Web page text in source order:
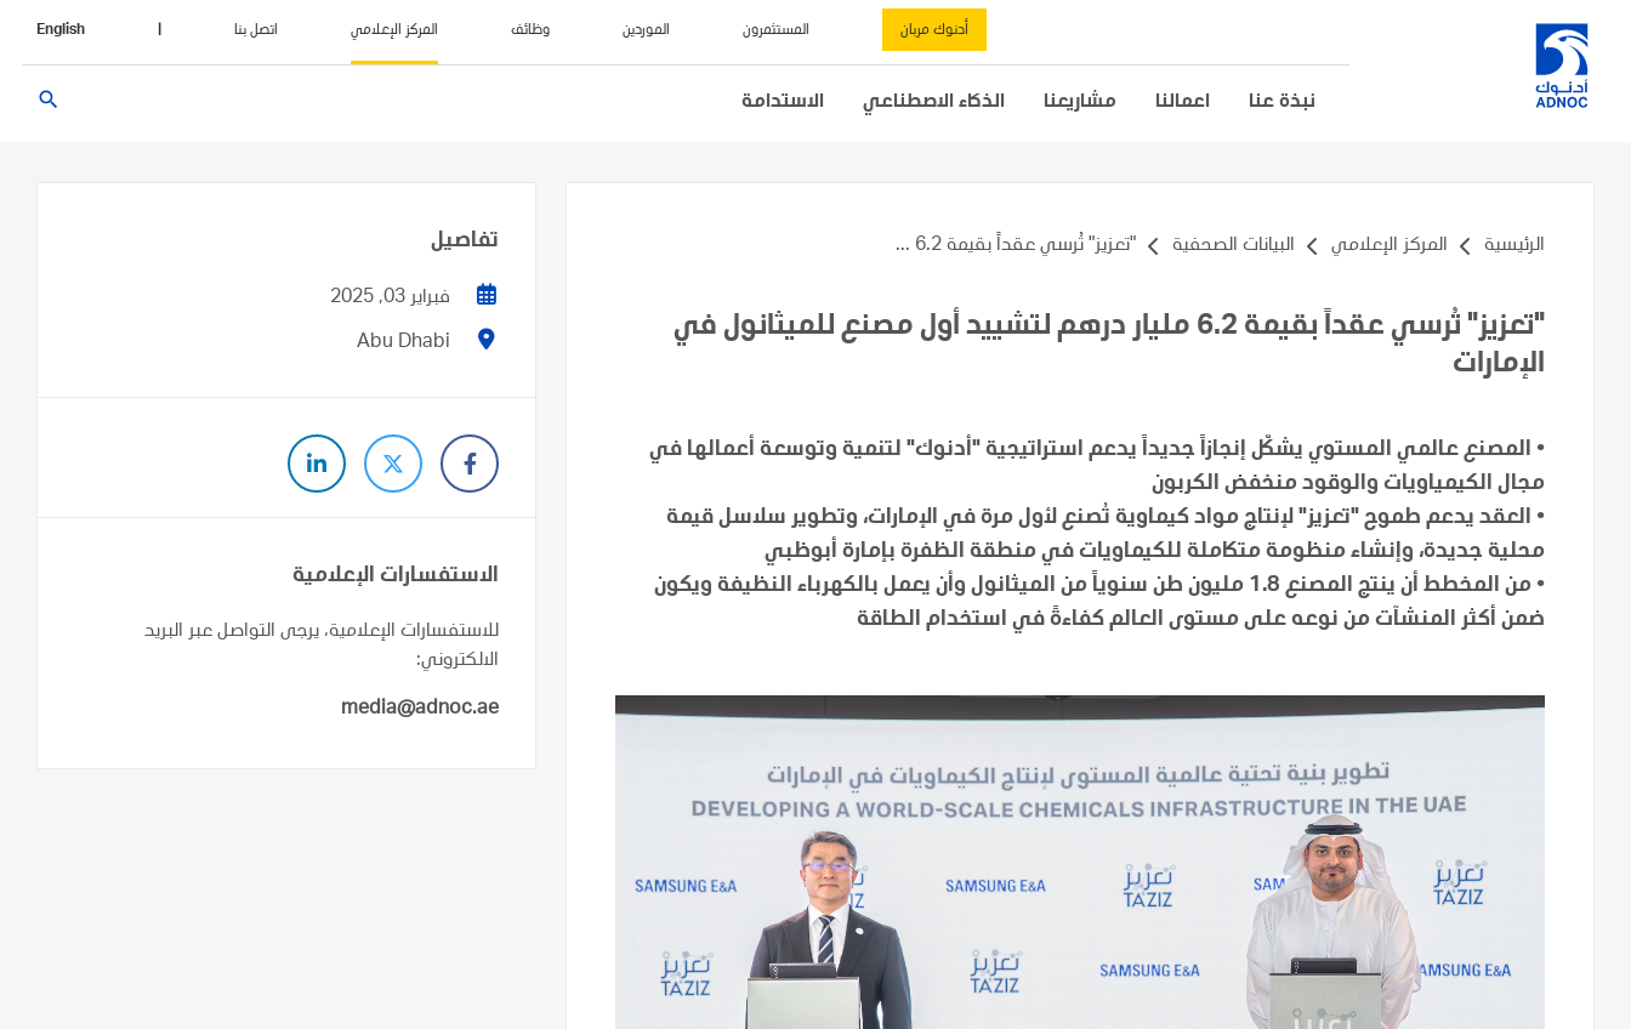
أدنوك مربان المستثمرون الموردين وظائف المركز الإعلامي اتصل بنا English
نبذة عنا اعمالنا مشاريعنا الذكاء الاصطناعي الاستدامة search
الرئيسية المركز الإعلامي البيانات الصحفية "تعزيز" تُرسي عقداً بقيمة 6.2 ...
"تعزيز" تُرسي عقداً بقيمة 6.2 مليار درهم لتشييد أول مصنع للميثانول في
الإمارات
• المصنع عالمي المستوي يشكّل إنجازاً جديداً يدعم استراتيجية "أدنوك" لتنمية وتوسعة أعمالها في
مجال الكيمياويات والوقود منخفض الكربون
• العقد يدعم طموح "تعزيز" لإنتاج مواد كيماوية تُصنع لأول مرة في الإمارات، وتطوير سلاسل قيمة
محلية جديدة، وإنشاء منظومة متكاملة للكيماويات في منطقة الظفرة بإمارة أبوظبي
•
من المخطط أن ينتج المصنع 1.8 مليون طن سنوياً من الميثانول وأن يعمل بالكهرباء النظيفة ويكون
ضمن أكثر المنشآت من نوعه على مستوى العالم كفاءةً في استخدام الطاقة
تفاصيل
فبراير 03, 2025
Abu Dhabi
الاستفسارات الإعلامية
للاستفسارات الإعلامية، يرجى التواصل عبر البريد
الالكتروني:
media@adnoc.ae